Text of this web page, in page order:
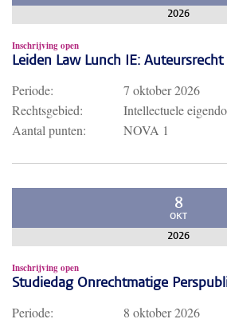
2026
Inschrijving open
Leiden Law Lunch IE:
Periode:
7 oktober 2026
Rechtsgebied:
Intellectuele
Aantal punten:
NOVA 1
8
OKT
2026
Inschrijving open
Studiedag Onrechtmatige
Periode:
8 oktober 2026